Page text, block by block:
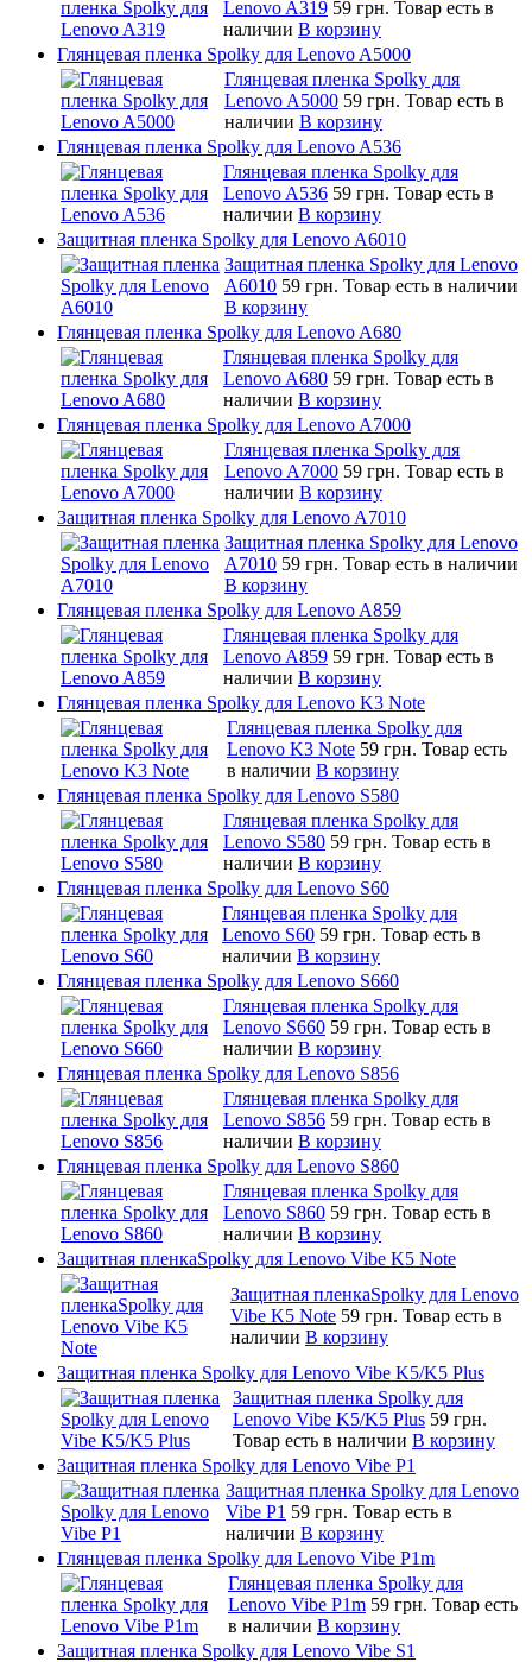
Lenovo A319 59 грн. Товар есть в
наличии В корзину
Глянцевая пленка Spolky для Lenovo A5000
Глянцевая пленка Spolky для
Lenovo A5000 59 грн. Товар есть в
наличии В корзину
Глянцевая пленка Spolky для Lenovo A536
Глянцевая пленка Spolky для
Lenovo A536 59 грн. Товар есть в
наличии В корзину
Защитная пленка Spolky для Lenovo A6010
Защитная пленка Spolky для Lenovo
A6010 59 грн. Товар есть в наличии
В корзину
Глянцевая пленка Spolky для Lenovo A680
Глянцевая пленка Spolky для
Lenovo A680 59 грн. Товар есть в
наличии В корзину
Глянцевая пленка Spolky для Lenovo A7000
Глянцевая пленка Spolky для
Lenovo A7000 59 грн. Товар есть в
наличии В корзину
Защитная пленка Spolky для Lenovo A7010
Защитная пленка Spolky для Lenovo
A7010 59 грн. Товар есть в наличии
В корзину
Глянцевая пленка Spolky для Lenovo A859
Глянцевая пленка Spolky для
Lenovo A859 59 грн. Товар есть в
наличии В корзину
Глянцевая пленка Spolky для Lenovo K3 Note
Глянцевая пленка Spolky для
Lenovo K3 Note 59 грн. Товар есть
в наличии В корзину
Глянцевая пленка Spolky для Lenovo S580
Глянцевая пленка Spolky для
Lenovo S580 59 грн. Товар есть в
наличии В корзину
Глянцевая пленка Spolky для Lenovo S60
Глянцевая пленка Spolky для
Lenovo S60 59 грн. Товар есть в
наличии В корзину
Глянцевая пленка Spolky для Lenovo S660
Глянцевая пленка Spolky для
Lenovo S660 59 грн. Товар есть в
наличии В корзину
Глянцевая пленка Spolky для Lenovo S856
Глянцевая пленка Spolky для
Lenovo S856 59 грн. Товар есть в
наличии В корзину
Глянцевая пленка Spolky для Lenovo S860
Глянцевая пленка Spolky для
Lenovo S860 59 грн. Товар есть в
наличии В корзину
Защитная пленкаSpolky для Lenovo Vibe K5 Note
Защитная пленкаSpolky для Lenovo
Vibe K5 Note 59 грн. Товар есть в
наличии В корзину
Защитная пленка Spolky для Lenovo Vibe K5/K5 Plus
Защитная пленка Spolky для
Lenovo Vibe K5/K5 Plus 59 грн.
Товар есть в наличии В корзину
Защитная пленка Spolky для Lenovo Vibe P1
Защитная пленка Spolky для Lenovo
Vibe P1 59 грн. Товар есть в
наличии В корзину
Глянцевая пленка Spolky для Lenovo Vibe P1m
Глянцевая пленка Spolky для
Lenovo Vibe P1m 59 грн. Товар есть
в наличии В корзину
Защитная пленка Spolky для Lenovo Vibe S1